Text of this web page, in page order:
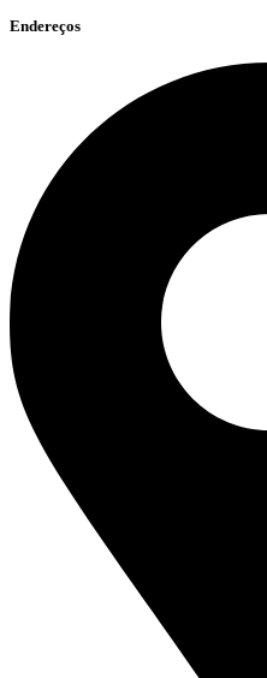
Endereços